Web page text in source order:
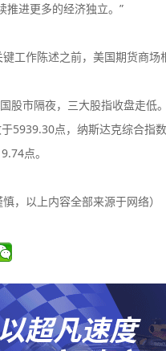
推进更多的经济独立。”
工作陈述之前，美国期货商场
股市隔夜，三大股指收盘走低
5939.30点，纳斯达克综合指
点。
，以上内容全部来源于网络）